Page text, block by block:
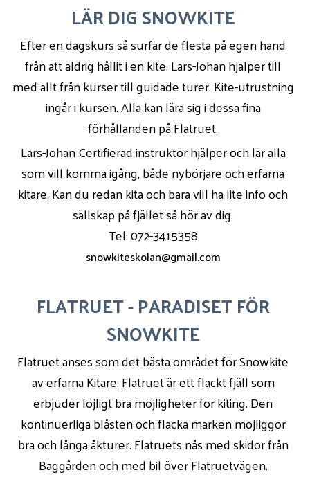
LÄR DIG SNOWKITE
Efter en dagskurs så surfar de flesta på egen hand
från att aldrig hållit i en kite. Lars-Johan hjälper till
med allt från kurser till guidade turer. Kite-utrustning
ingår i kursen. Alla kan lära sig i dessa fina
förhållanden på Flatruet.
Lars-Johan Certifierad instruktör hjälper och lär alla
som vill komma igång, både nybörjare och erfarna
kitare. Kan du redan kita och bara vill ha lite info och
sällskap på fjället så hör av dig.
Tel: 072-3415358
snowkiteskolan@gmail.com
FLATRUET - PARADISET FÖR
SNOWKITE
Flatruet anses som det bästa området för Snowkite
av erfarna Kitare. Flatruet är ett flackt fjäll som
erbjuder löjligt bra möjligheter för kiting. Den
kontinuerliga blåsten och flacka marken möjliggör
bra och långa åkturer. Flatruets nås med skidor från
Baggården och med bil över Flatruetvägen.